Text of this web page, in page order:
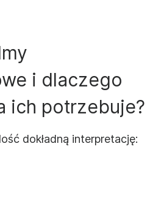
i dlaczego
ich potrzebuje?
dokładną interpretację: